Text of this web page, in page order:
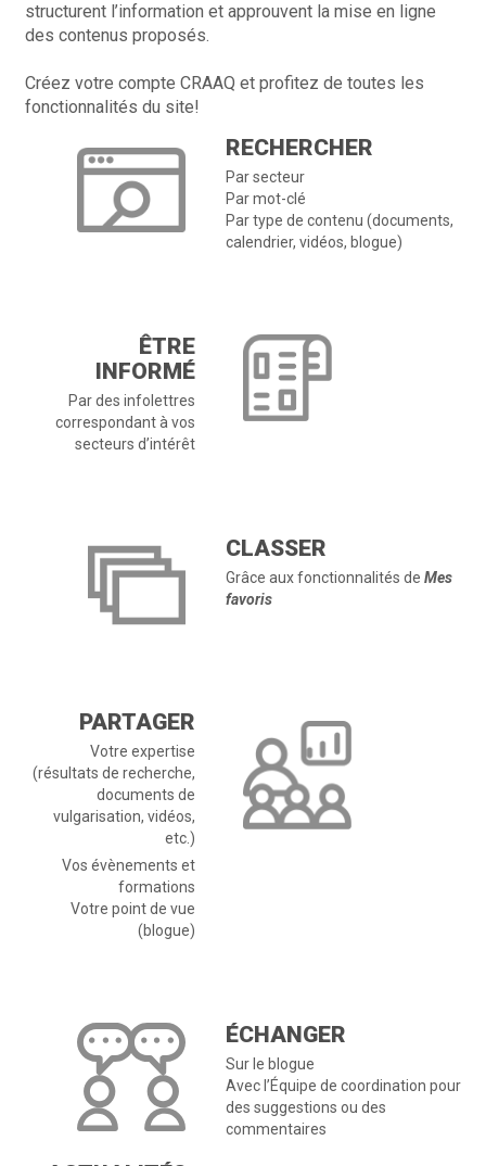
structurent l’information et approuvent la mise en ligne
des contenus proposés.
Créez votre compte CRAAQ et profitez de toutes les
fonctionnalités du site!
RECHERCHER
Par secteur
Par mot-clé
Par type de contenu (documents,
calendrier, vidéos, blogue)
ÊTRE
INFORMÉ
Par des infolettres
correspondant à vos
secteurs d’intérêt
CLASSER
Grâce aux fonctionnalités de Mes
favoris
PARTAGER
Votre expertise
(résultats de recherche,
documents de
vulgarisation, vidéos,
etc.)
Vos évènements et
formations
Votre point de vue
(blogue)
ÉCHANGER
Sur le blogue
Avec l’Équipe de coordination pour
des suggestions ou des
commentaires